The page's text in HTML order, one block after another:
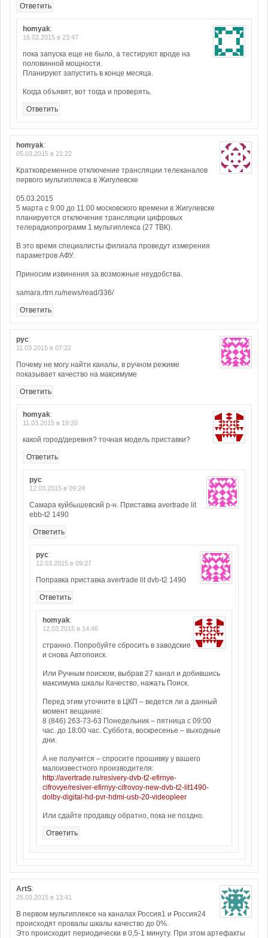
Ответить
homyak:
16.02.2015 в 23:47
пока запуска еще не было, а тестируют вроде на
половинной мощности.
Планируют запустить в конце месяца.
Когда объявят, вот тогда и проверять.
Ответить
homyak:
05.03.2015 в 21:22
Кратковременное отключение трансляции телеканалов
первого мультиплекса в Жигулевске
05.03.2015
5 марта с 9:00 до 11:00 московского времени в Жигулевске
планируется отключение трансляции цифровых
телерадиопрограмм 1 мультиплекса (27 ТВК).
В это время специалисты филиала проведут измерения
параметров АФУ.
Приносим извинения за возможные неудобства.
samara.rtrn.ru/news/read/336/
Ответить
рус:
11.03.2015 в 07:22
Почему не могу найти каналы, в ручном режиме
показывает качество на максимуме
Ответить
homyak:
11.03.2015 в 19:20
какой город/деревня? точная модель приставки?
Ответить
рус:
12.03.2015 в 09:24
Самара куйбышевсий р-н. Приставка avertrade lit
ebb-t2 1490
Ответить
рус:
12.03.2015 в 09:27
Поправка приставка avertrade lit dvb-t2 1490
Ответить
homyak:
12.03.2015 в 14:46
странно. Попробуйте сбросить в заводские
и снова Автопоиск.
Или Ручным поиском, выбрав 27 канал и добившись
максимума шкалы Качество, нажать Поиск.
Перед этим уточните в ЦКП – ведется ли а данный
момент вещание:
8 (846) 263-73-63 Понедельник – пятница с 09:00
час. до 18:00 час. Суббота, воскресенье – выходные
дни.
А не получится – спросите прошивку у вашего
малоизвестного производителя:
http://avertrade.ru/resivery-dvb-t2-efirnye-
cifrovye/resiver-efirnyy-cifrovoy-new-dvb-t2-lit1490-
dolby-digital-hd-pvr-hdmi-usb-20-videopleer
Или сдайте продавцу обратно, пока не поздно.
Ответить
ArtS:
25.03.2015 в 13:41
В первом мультиплексе на каналах Россия1 и Россия24
происходят провалы шкалы качество до 0%.
Это происходит периодически в 0,5-1 минуту. При этом артефакты